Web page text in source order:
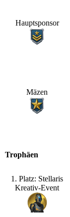
Hauptsponsor
Mäzen
Trophäen
1. Platz: Stellaris
Kreativ-Event